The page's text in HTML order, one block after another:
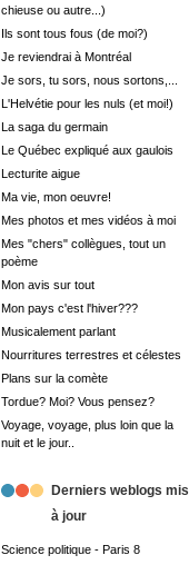
chieuse ou autre...)
Ils sont tous fous (de moi?)
Je reviendrai à Montréal
Je sors, tu sors, nous sortons,...
L'Helvétie pour les nuls (et moi!)
La saga du germain
Le Québec expliqué aux gaulois
Lecturite aigue
Ma vie, mon oeuvre!
Mes photos et mes vidéos à moi
Mes "chers" collègues, tout un
poème
Mon avis sur tout
Mon pays c'est l'hiver???
Musicalement parlant
Nourritures terrestres et célestes
Plans sur la comète
Tordue? Moi? Vous pensez?
Voyage, voyage, plus loin que la
nuit et le jour..
Derniers weblogs mis
à jour
Science politique - Paris 8